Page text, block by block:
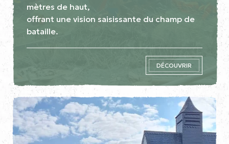
mètres de haut,
offrant une vision saisissante du champ de
bataille.
DÉCOUVRIR